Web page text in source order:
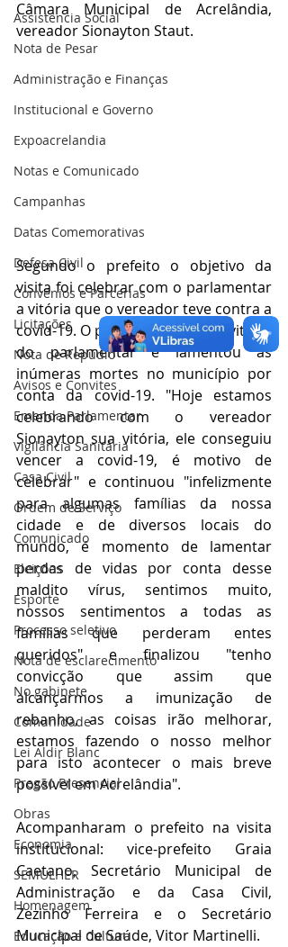
Assistência Social
Nota de Pesar
Administração e Finanças
Institucional e Governo
Expoacrelandia
Notas e Comunicado
Campanhas
Datas Comemorativas
Defesa Civil
Convênios e Parcerias
Licitações
Nota de Repúdio
Avisos e Convites
Emenda Parlamentar
Vigilância Sanitária
Casa Civil
Ordem de Serviço
Comunicado
Eleições
Esporte
Processo seletivo
Nota de esclarecimento
No gabinete
Comunidade
Lei Aldir Blanc
Pregão Presencial
Obras
Economia
SEMULHER
Homenagem
Educação e Cultura
Câmara Municipal de Acrelândia,
vereador Sionayton Staut.
Segundo o prefeito o objetivo da
visita foi celebrar com o parlamentar
a vitória que o vereador teve contra a
covid-19. O prefeito celebrou a vitória
do parlamentar e lamentou as
inúmeras mortes no município por
conta da covid-19. "Hoje estamos
celebrando com o vereador
Sionayton sua vitória, ele conseguiu
vencer a covid-19, é motivo de
celebrar" e continuou "infelizmente
para algumas famílias da nossa
cidade e de diversos locais do
mundo, é momento de lamentar
perdas de vidas por conta desse
maldito vírus, sentimos muito,
nossos sentimentos a todas as
famílias que perderam entes
queridos" e finalizou "tenho
convicção que assim que
alcançarmos a imunização de
rebanho, as coisas irão melhorar,
estamos fazendo o nosso melhor
para isto acontecer o mais breve
possível em Acrelândia".
Acompanharam o prefeito na visita
institucional: vice-prefeito Graia
Caetano, Secretário Municipal de
Administração e da Casa Civil,
Zezinho Ferreira e o Secretário
Municipal de Saúde, Vitor Martinelli.